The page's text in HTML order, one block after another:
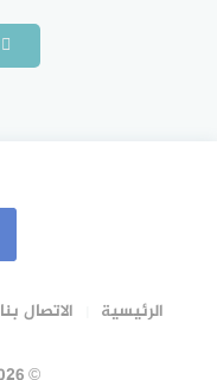
الرئيسية الاتصال بنا